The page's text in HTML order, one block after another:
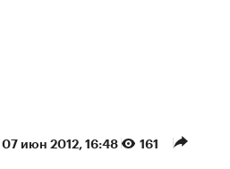
07 июн 2012, 16:48 161